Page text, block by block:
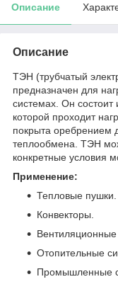
Описание
Описание
ТЭН (трубчатый
предназначен для
системах. Он состоит
которой проходит
покрыта оребрением
теплообмена. ТЭН
конкретные условия
Применение:
Тепловые пушки.
Конвекторы.
Вентиляционные
Отопительные
Промышленные